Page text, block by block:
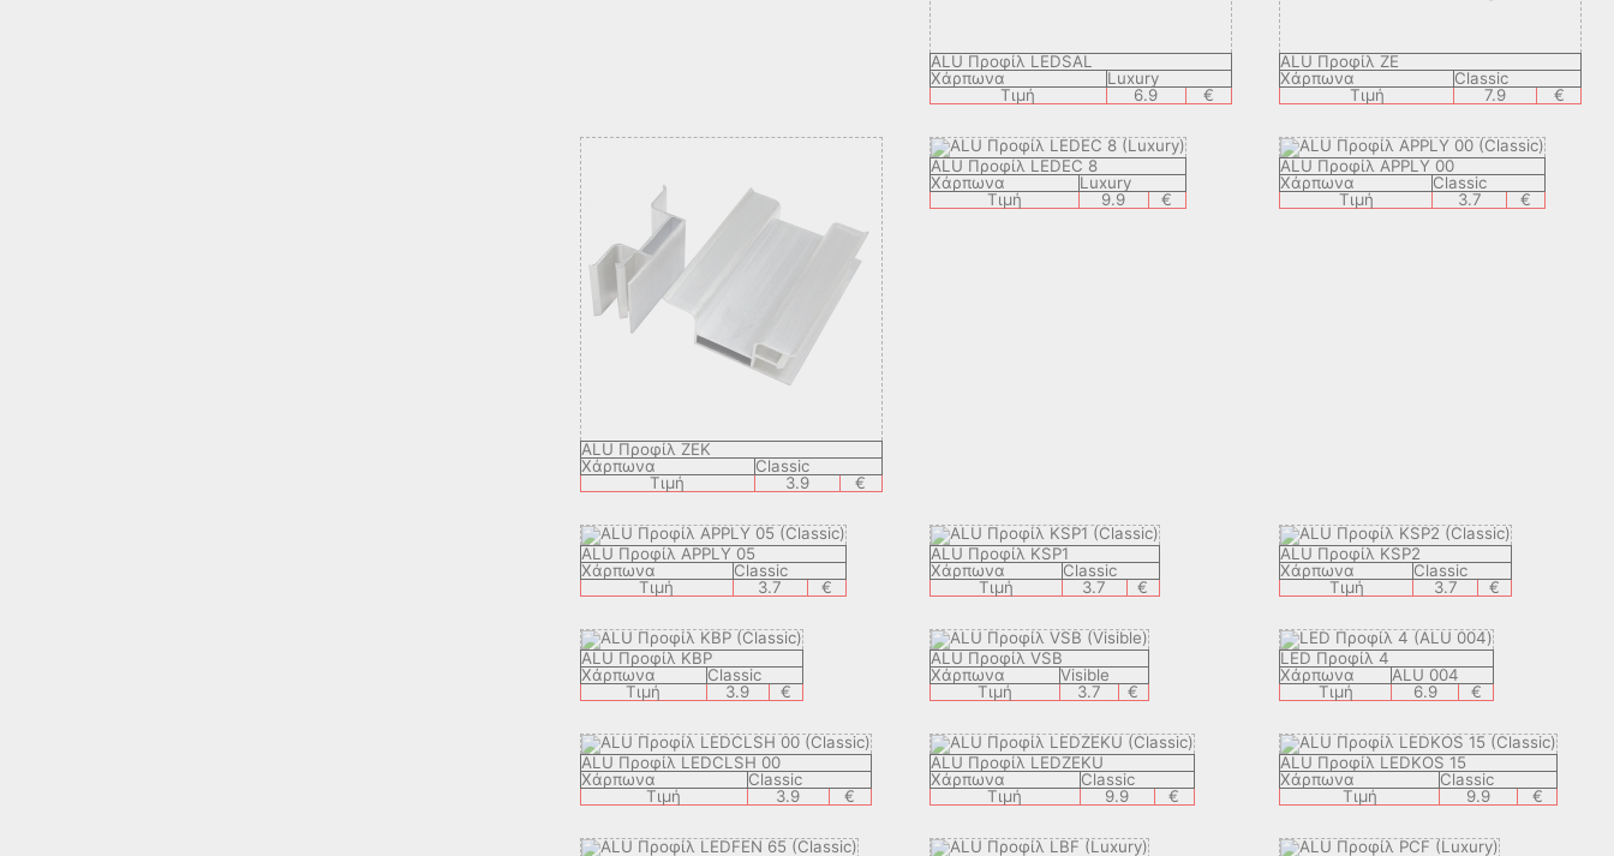
ALU Προφίλ LEDSAL
Χάρπωνα
Luxury
Τιμή
6.9 €
ALU Προφίλ ZE
Χάρπωνα
Classic
Τιμή
7.9 €
ALU Προφίλ ZEK
Χάρπωνα
Classic
Τιμή
3.9 €
ALU Προφίλ LEDEC 8
Χάρπωνα
Luxury
Τιμή
9.9 €
ALU Προφίλ APPLY 00
Χάρπωνα
Classic
Τιμή
3.7 €
ALU Προφίλ APPLY 05
Χάρπωνα
Classic
Τιμή
3.7 €
ALU Προφίλ KSP1
Χάρπωνα
Classic
Τιμή
3.7 €
ALU Προφίλ KSP2
Χάρπωνα
Classic
Τιμή
3.7 €
ALU Προφίλ KBP
Χάρπωνα
Classic
Τιμή
3.9 €
ALU Προφίλ VSB
Χάρπωνα
Visible
Τιμή
3.7 €
LED Προφίλ 4
Χάρπωνα
ALU 004
Τιμή
6.9 €
ALU Προφίλ LEDCLSH 00
Χάρπωνα
Classic
Τιμή
3.9 €
ALU Προφίλ LEDZEKU
Χάρπωνα
Classic
Τιμή
9.9 €
ALU Προφίλ LEDKOS 15
Χάρπωνα
Classic
Τιμή
9.9 €